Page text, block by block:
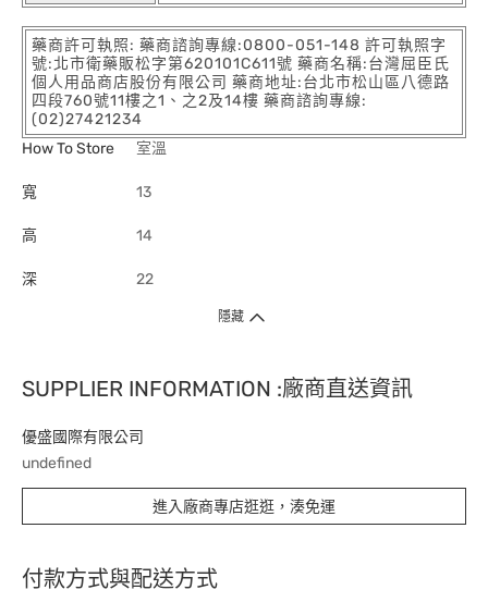
藥商許可執照: 藥商諮詢專線:0800-051-148 許可執照字
號:北市衛藥販松字第620101C611號 藥商名稱:台灣屈臣氏
個人用品商店股份有限公司 藥商地址:台北市松山區八德路
四段760號11樓之1、之2及14樓 藥商諮詢專線:
(02)27421234
How To Store
室溫
寬 13
高 14
深 22
隱藏
SUPPLIER INFORMATION :廠商直送資訊
優盛國際有限公司
undefined
進入廠商專店逛逛，湊免運
付款方式與配送方式